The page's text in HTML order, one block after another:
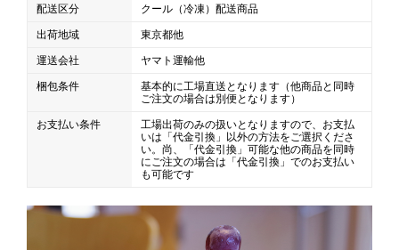
販促
氷旗 のぼり 横幕 風船
その他のPRアイテム
台湾かき氷「Snow-kiss（スノーキッス）」
かき氷コレクション
配送区分
クール（冷凍）配送商品
出荷地域
東京都他
運送会社
ヤマト運輸他
梱包条件
基本的に工場直送となります（他商品と同時
ご注文の場合は別便となります）
お支払い条件
工場出荷のみの扱いとなりますので、お支払
いは「代金引換」以外の方法をご選択くださ
い。尚、「代金引換」可能な他の商品を同時
にご注文の場合は「代金引換」でのお支払い
も可能です